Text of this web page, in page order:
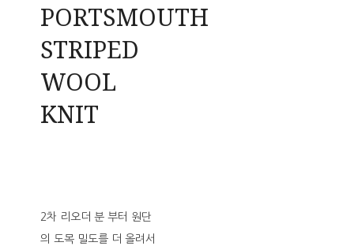
PORTSMOUTH
STRIPED
WOOL
KNIT
2차 리오더 분 부터 원단
의 도목 밀도를 더 올려서